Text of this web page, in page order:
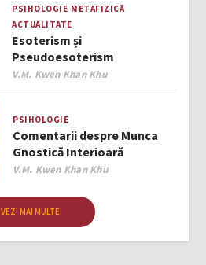
PSIHOLOGIE METAFIZICĂ
ACTUALITATE
Esoterism și
Pseudoesoterism
Author
V.M. Kwen Khan Khu
PSIHOLOGIE
Comentarii despre Munca
Gnostică Interioară
Author
V.M. Kwen Khan Khu
VEZI MAI MULTE